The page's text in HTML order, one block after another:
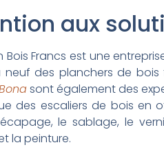
aux
Bois Francs est une
neuf des planchers de bois
sont également des
des escaliers de bois en
le sablage, le
la peinture.